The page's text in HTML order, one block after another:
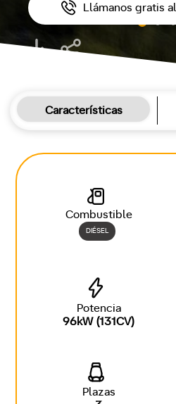
Llámanos gratis al
Características
Combustible
DIÉSEL
Potencia
96kW (131CV)
Plazas